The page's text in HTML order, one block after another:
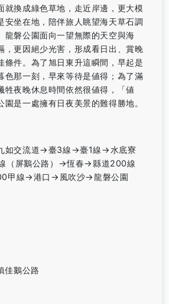
就換成綠色草地，走近岸邊，更大模
安坐在地，陪伴旅人眺望海天草石調
龍磐公園面向一望無際的天空與海
，更因絕少光害，形成看日出、賞晚
條件。為了旭日東升這瞬間，早起是
色那一刻，早來等待是値得；為了滿
牲夜晚休息時間依然很値得，「値
園是一處擁有日夜美景的難得勝地。
如交流道→臺3線→臺1線→水底寮
（屏鵝公路）→恆春→縣道200線
甲線→港口→風吹沙→龍磐公園
佳鵝公路